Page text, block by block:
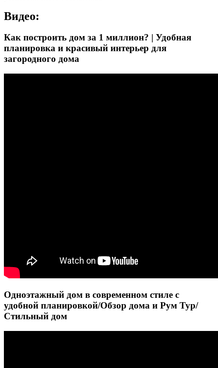
Видео:
Как построить дом за 1 миллион? | Удобная
планировка и красивый интерьер для
загородного дома
Одноэтажный дом в современном стиле с
удобной планировкой/Обзор дома и Рум Тур/
Стильный дом